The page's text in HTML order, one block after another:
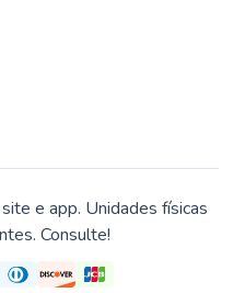
e app. Unidades físicas
Consulte!